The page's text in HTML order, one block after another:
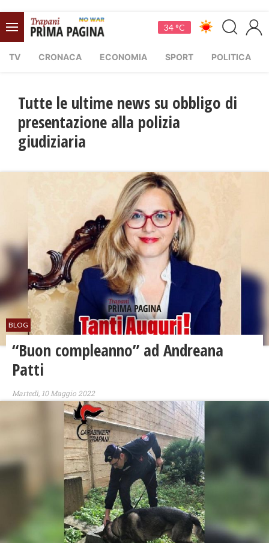
34 °C
TV CRONACA ECONOMIA SPORT POLITICA
Tutte le ultime news su obbligo di
presentazione alla polizia
giudiziaria
BLOG
“Buon compleanno” ad Andreana
Patti
Martedì, 10 Maggio 2022